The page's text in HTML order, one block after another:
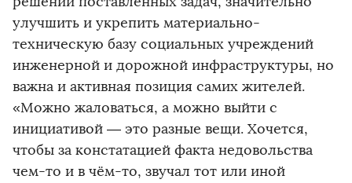
улучшить и укрепить материально-
техническую базу социальных учреждений
инженерной и дорожной инфраструктуры, но
важна и активная позиция самих жителей.
«Можно жаловаться, а можно выйти с
инициативой — это разные вещи. Хочется,
чтобы за констатацией факта недовольства
чем-то и в чём-то, звучал тот или иной